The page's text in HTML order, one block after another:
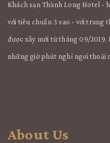
Khách sạn Thành Long Hotel -
với tiêu chuẩn 3 sao - với trang
được xây mới từ tháng 09/2019.
những giờ phút nghỉ ngơi thoải
About Us